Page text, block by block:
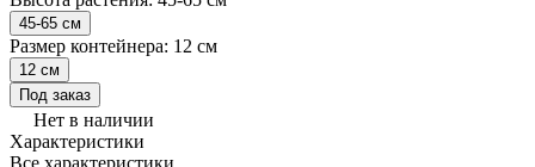
45-65 см
Размер контейнера: 12 см
12 см
Под заказ
Нет в наличии
Характеристики
Все характеристики